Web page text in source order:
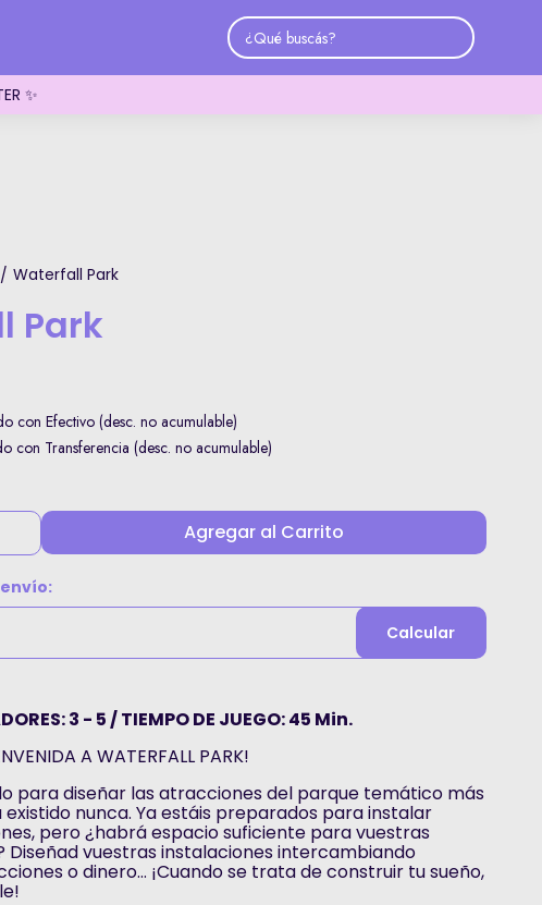
✨
/ Waterfall Park
Park
con Efectivo (desc. no acumulable)
con Transferencia (desc. no acumulable)
Agregar al Carrito
Calcular
3 - 5 / TIEMPO DE JUEGO: 45 Min.
A WATERFALL PARK!
para diseñar las atracciones del parque temático más
nunca. Ya estáis preparados para instalar
pero ¿habrá espacio suficiente para vuestras
Diseñad vuestras instalaciones intercambiando
o dinero… ¡Cuando se trata de construir tu sueño,